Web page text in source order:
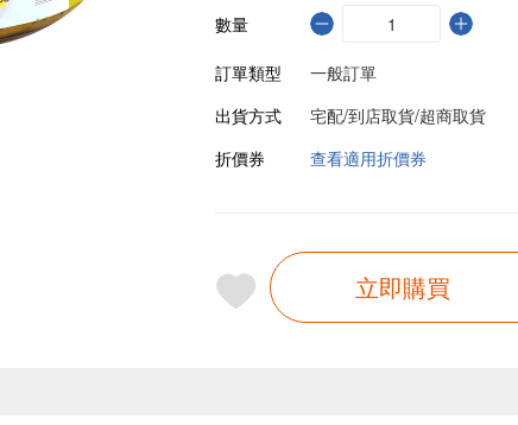
數量
訂單類型
一般訂單
出貨方式
宅配/到店取貨/超商取貨
折價券
查看適用折價券
立即購買